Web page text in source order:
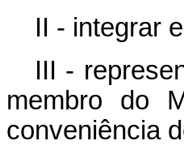
II - integrar
III -
membro do
conveniência